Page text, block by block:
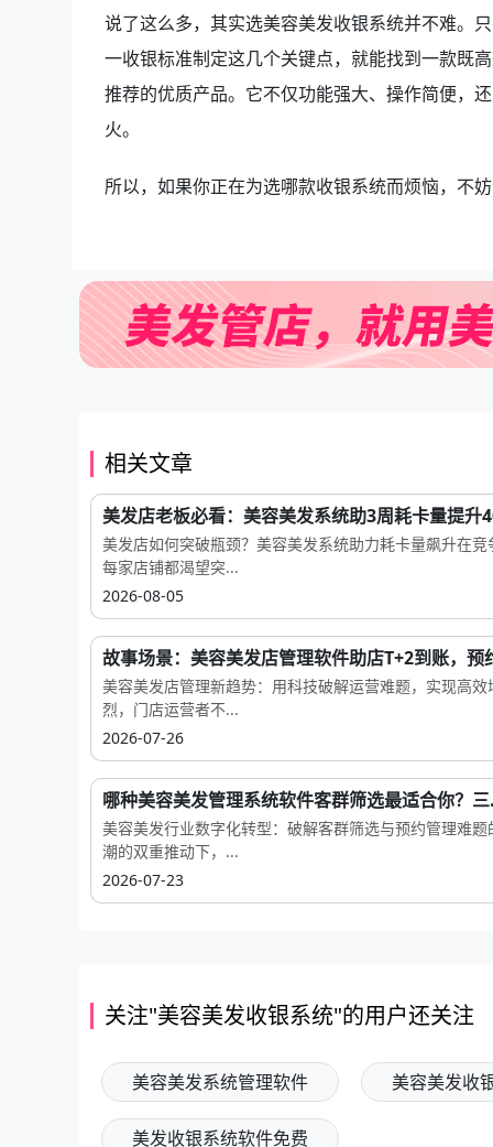
说了这么多，其实选美容美发收银系统并不难。
一收银标准制定这几个关键点，就能找到一款既
推荐的优质产品。它不仅功能强大、操作简便，
火。
所以，如果你正在为选哪款收银系统而烦恼，不
相关文章
美发店老板必看：美容美发系统助3周耗卡量提升
美发店如何突破瓶颈？美容美发系统助力耗卡量飙升在
每家店铺都渴望突...
2026-08-05
故事场景：美容美发店管理软件助店T+2到账，预
美容美发店管理新趋势：用科技破解运营难题，实现高
烈，门店运营者不...
2026-07-26
哪种美容美发管理系统软件客群筛选最适合你？
美容美发行业数字化转型：破解客群筛选与预约管理难
潮的双重推动下，...
2026-07-23
关注"美容美发收银系统"的用户还关注
美容美发系统管理软件 美容美发收
美发收银系统软件免费